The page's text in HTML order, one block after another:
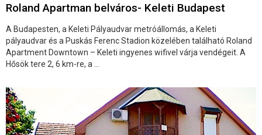
Roland Apartman belváros- Keleti Budapest
A Budapesten, a Keleti Pályaudvar metróállomás, a Keleti
pályaudvar és a Puskás Ferenc Stadion közelében található Roland
Apartment Downtown – Keleti ingyenes wifivel várja vendégeit. A
Hősök tere 2, 6 km-re, a ...